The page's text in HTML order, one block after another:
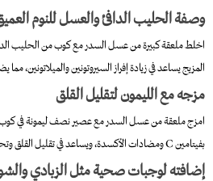
وصفة الحليب الدافئ والعسل للنوم
المزيج يساعد في زيادة إفراز السيروتونين والميلاتونين،
مزجه مع الليمون لتقليل القلق
امزج ملعقة من عسل السدر مع عصير نصف ليمونة في كوب
بفيتامين C ومضادات الأكسدة، ويساعد في تقليل القلق وتحسين المزاج بشكل طبيعي.
إضافته لوجبات صحية مثل الزبادي